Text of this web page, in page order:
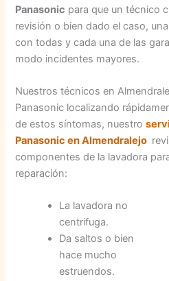
Panasonic para que un técnico
revisión o bien dado el caso,
con todas y cada una de las
modo incidentes mayores.
Nuestros técnicos en
Panasonic localizando
de estos síntomas, nuestro
Panasonic en Almendralejo
componentes de la lavadora
reparación:
La lavadora no
centrifuga.
Da saltos o bien
hace mucho
estruendos.